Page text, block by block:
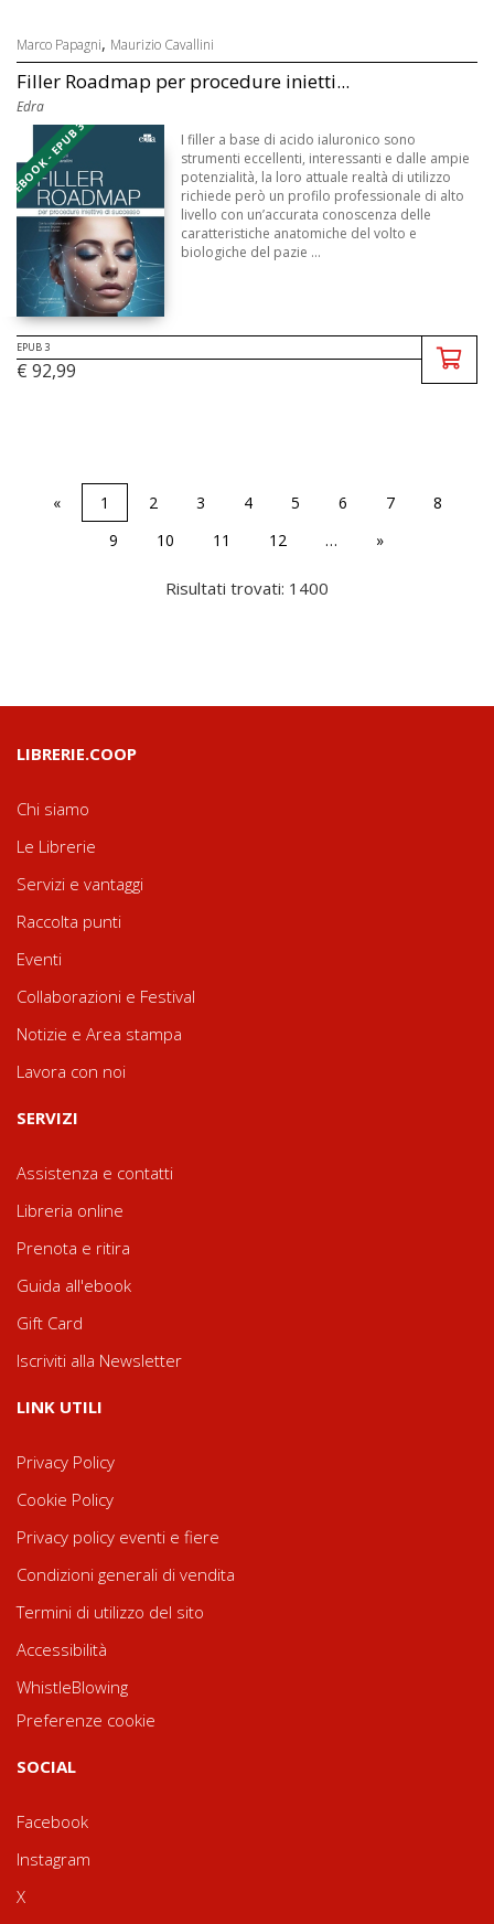
Marco Papagni, Maurizio Cavallini
Filler Roadmap per procedure inietti...
Edra
EBOOK - EPUB 3
I filler a base di acido ialuronico sono
strumenti eccellenti, interessanti e dalle ampie
potenzialità, la loro attuale realtà di utilizzo
richiede però un profilo professionale di alto
livello con un’accurata conoscenza delle
caratteristiche anatomiche del volto e
biologiche del pazie ...
EPUB 3
€ 92,99
« 1 2 3 4 5 6 7
8
9
10 11 12 … »
Risultati trovati: 1400
LIBRERIE.COOP
Chi siamo
Le Librerie
Servizi e vantaggi
Raccolta punti
Eventi
Collaborazioni e Festival
Notizie e Area stampa
Lavora con noi
SERVIZI
Assistenza e contatti
Libreria online
Prenota e ritira
Guida all'ebook
Gift Card
Iscriviti alla Newsletter
LINK UTILI
Privacy Policy
Cookie Policy
Privacy policy eventi e fiere
Condizioni generali di vendita
Termini di utilizzo del sito
Accessibilità
WhistleBlowing
Preferenze cookie
SOCIAL
Facebook
Instagram
X